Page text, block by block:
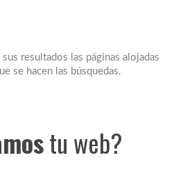
resultados las páginas alojadas
se hacen las búsquedas.
tu web?